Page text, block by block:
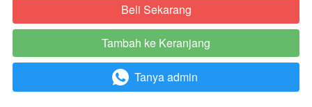
`Beli Sekarang
`
Tambah ke Keranjang
` Tanya admin